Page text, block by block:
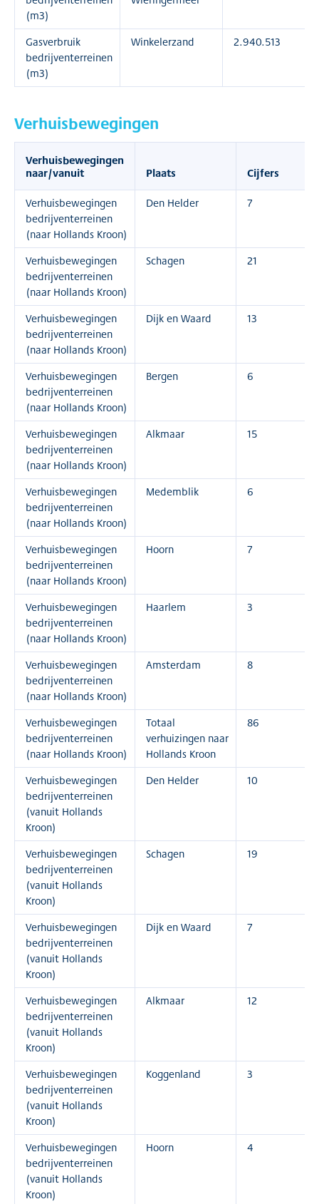
(m3)
Gasverbruik
bedrijventerreinen
(m3)
Winkelerzand 2.940.513
Verhuisbewegingen
Verhuisbewegingen
naar/vanuit
Plaats Cijfers
Verhuisbewegingen
bedrijventerreinen
(naar Hollands Kroon)
Den Helder 7
Verhuisbewegingen
bedrijventerreinen
(naar Hollands Kroon)
Schagen 21
Verhuisbewegingen
bedrijventerreinen
(naar Hollands Kroon)
Dijk en Waard 13
Verhuisbewegingen
bedrijventerreinen
(naar Hollands Kroon)
Bergen 6
Verhuisbewegingen
bedrijventerreinen
(naar Hollands Kroon)
Alkmaar 15
Verhuisbewegingen
bedrijventerreinen
(naar Hollands Kroon)
Medemblik 6
Verhuisbewegingen
bedrijventerreinen
(naar Hollands Kroon)
Hoorn 7
Verhuisbewegingen
bedrijventerreinen
(naar Hollands Kroon)
Haarlem 3
Verhuisbewegingen
bedrijventerreinen
(naar Hollands Kroon)
Amsterdam 8
Verhuisbewegingen
bedrijventerreinen
(naar Hollands Kroon)
Totaal
verhuizingen naar
Hollands Kroon
86
Verhuisbewegingen
bedrijventerreinen
(vanuit Hollands
Kroon)
Den Helder 10
Verhuisbewegingen
bedrijventerreinen
(vanuit Hollands
Kroon)
Schagen 19
Verhuisbewegingen
bedrijventerreinen
(vanuit Hollands
Kroon)
Dijk en Waard 7
Verhuisbewegingen
bedrijventerreinen
(vanuit Hollands
Kroon)
Alkmaar 12
Verhuisbewegingen
bedrijventerreinen
(vanuit Hollands
Kroon)
Koggenland 3
Verhuisbewegingen
bedrijventerreinen
(vanuit Hollands
Kroon)
Hoorn 4